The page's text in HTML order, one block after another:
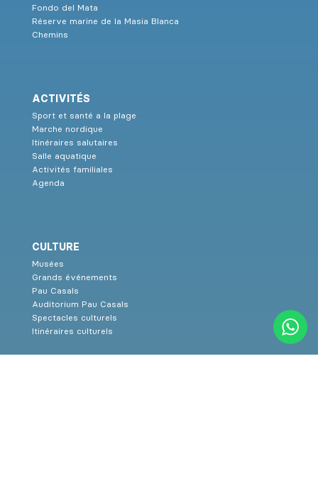
Fondo del Mata
Réserve marine de la Masia Blanca
Chemins
ACTIVITÉS
Sport et santé a la plage
Marche nordique
Itinéraires salutaires
Salle aquatique
Activités familiales
Agenda
CULTURE
Musées
Grands événements
Pau Casals
Auditorium Pau Casals
Spectacles culturels
Itinéraires culturels